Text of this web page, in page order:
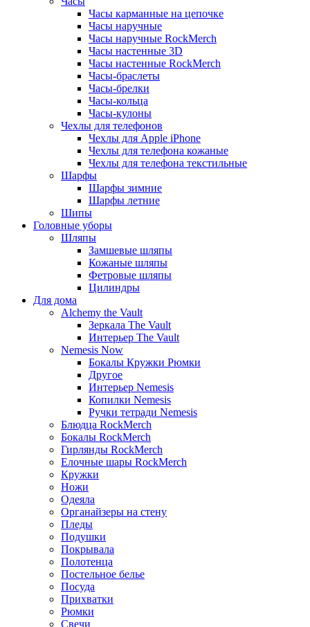
Часы карманные на цепочке
Часы наручные
Часы наручные RockMerch
Часы настенные 3D
Часы настенные RockMerch
Часы-браслеты
Часы-брелки
Часы-кольца
Часы-кулоны
Чехлы для телефонов
Чехлы для Apple iPhone
Чехлы для телефона кожаные
Чехлы для телефона текстильные
Шарфы
Шарфы зимние
Шарфы летние
Шипы
Головные уборы
Шляпы
Замшевые шляпы
Кожаные шляпы
Фетровые шляпы
Цилиндры
Для дома
Alchemy the Vault
Зеркала The Vault
Интерьер The Vault
Nemesis Now
Бокалы Кружки Рюмки
Другое
Интерьер Nemesis
Копилки Nemesis
Ручки тетради Nemesis
Блюдца RockMerch
Бокалы RockMerch
Гирлянды RockMerch
Елочные шары RockMerch
Кружки
Ножи
Одеяла
Органайзеры на стену
Пледы
Подушки
Покрывала
Полотенца
Постельное белье
Посуда
Прихватки
Рюмки
Свечи